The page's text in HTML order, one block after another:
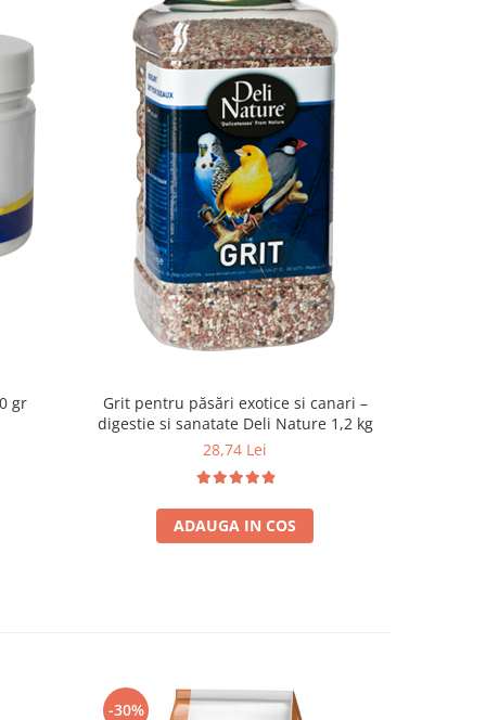
250 gr
Grit pentru păsări exotice si canari –
digestie si sanatate Deli Nature 1,2 kg
28,74 Lei
ADAUGA IN COS
-30%